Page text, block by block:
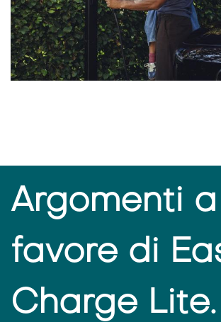
Argomenti a
favore di
Charge Lite.